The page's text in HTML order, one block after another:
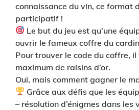
connaissance du vin, ce format
participatif !
Le but du jeu est qu’une
ouvrir le fameux coffre du
Pour trouver le code du coffre,
maximum de raisins d’or.
Oui, mais comment gagner le
Grâce aux défis que les
– résolution d’énigmes dans les